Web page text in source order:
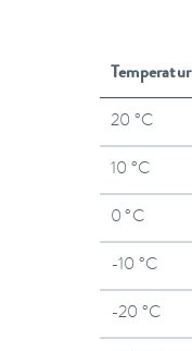
Temperatur
20 °C
10 °C
0 °C
-10 °C
-20 °C